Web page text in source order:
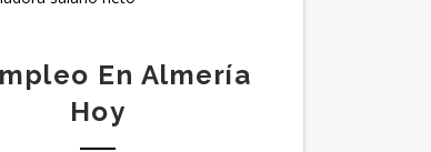
En Almería
Hoy